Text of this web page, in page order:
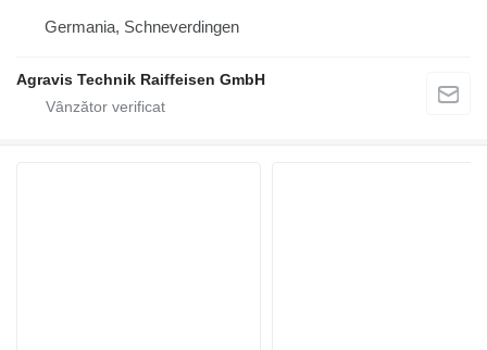
Germania, Schneverdingen
Agravis Technik Raiffeisen GmbH